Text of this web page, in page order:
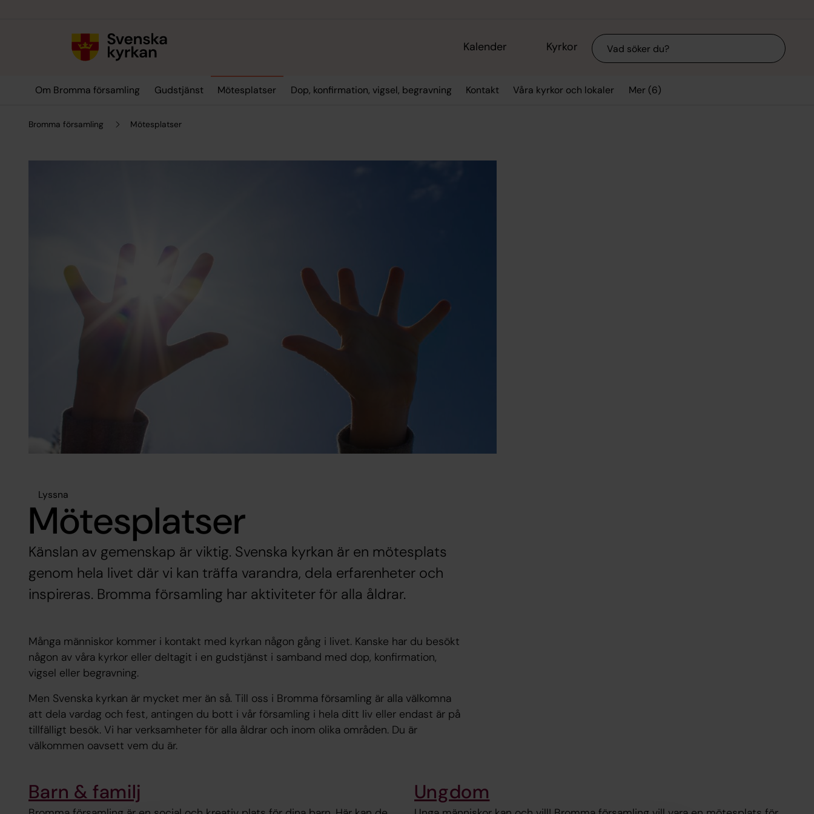
Kalender Kyrkor Sök
Om Bromma församling Gudstjänst Mötesplatser Dop, konfirmation, vigsel, begravning Kontakt Våra kyrkor och lokaler Mer (6)
Bromma församling Mötesplatser
Lyssna
Mötesplatser
Känslan av gemenskap är viktig. Svenska kyrkan är en mötesplats
genom hela livet där vi kan träffa varandra, dela erfarenheter och
inspireras. Bromma församling har aktiviteter för alla åldrar.
Många människor kommer i kontakt med kyrkan någon gång i livet. Kanske har du besökt
någon av våra kyrkor eller deltagit i en gudstjänst i samband med dop, konfirmation,
vigsel eller begravning.
Men Svenska kyrkan är mycket mer än så. Till oss i Bromma församling är alla välkomna
att dela vardag och fest, antingen du bott i vår församling i hela ditt liv eller endast är på
tillfälligt besök. Vi har verksamheter för alla åldrar och inom olika områden. Du är
välkommen oavsett vem du är.
Barn & familj Ungdom